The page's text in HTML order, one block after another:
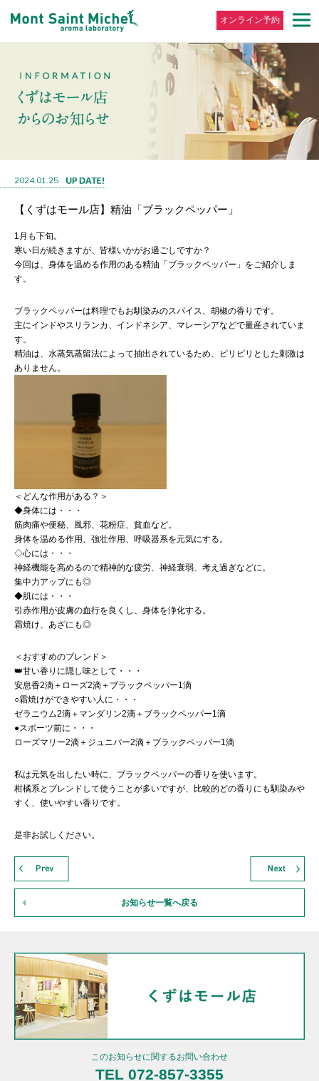
オンライン予約
2024.01.25
【くずはモール店】精油「ブラックペッパー」
1月も下旬。
寒い日が続きますが、皆様いかがお過ごしですか？
今回は、身体を温める作用のある精油「ブラックペッパー」をご紹介しま
す。
ブラックペッパーは料理でもお馴染みのスパイス、胡椒の香りです。
主にインドやスリランカ、インドネシア、マレーシアなどで量産されていま
す。
精油は、水蒸気蒸留法によって抽出されているため、ピリピリとした刺激は
ありません。
＜どんな作用がある？＞
◆身体には・・・
筋肉痛や便秘、風邪、花粉症、貧血など。
身体を温める作用、強壮作用、呼吸器系を元気にする。
◇心には・・・
神経機能を高めるので精神的な疲労、神経衰弱、考え過ぎなどに。
集中力アップにも◎
◆肌には・・・
引赤作用が皮膚の血行を良くし、身体を浄化する。
霜焼け、あざにも◎
＜おすすめのブレンド＞
👑甘い香りに隠し味として・・・
安息香2滴＋ローズ2滴＋ブラックペッパー1滴
○霜焼けができやすい人に・・・
ゼラニウム2滴＋マンダリン2滴＋ブラックペッパー1滴
●スポーツ前に・・・
ローズマリー2滴＋ジュニパー2滴＋ブラックペッパー1滴
私は元気を出したい時に、ブラックペッパーの香りを使います。
柑橘系とブレンドして使うことが多いですが、比較的どの香りにも馴染みや
すく、使いやすい香りです。
是非お試しください。
お知らせ一覧へ戻る
このお知らせに関するお問い合わせ
TEL 072-857-3355